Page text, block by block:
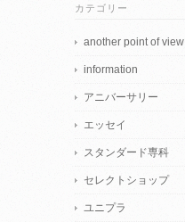
カテゴリー
another point of view
information
アニバーサリー
エッセイ
スタンダード専科
セレクトショップ
ユニプラ